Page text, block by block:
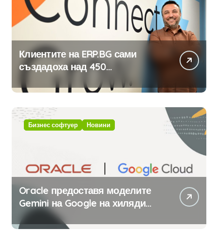
Клиентите на ERP.BG сами
създадоха над 450
приложения за ERP системата
с помощта на вградения в нея
изкуствен интелект
Бизнес софтуер Новини
Oracle предоставя моделите
Gemini на Google на хиляди
клиенти на бизнес
приложения